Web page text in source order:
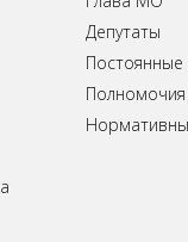
Депутаты
Постоянные
Полномочия